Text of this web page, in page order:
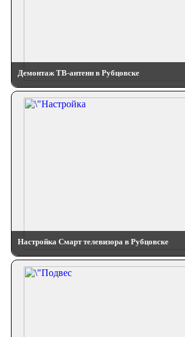
Демонтаж ТВ-антенн в Рубцовске
Настройка Смарт телевизора в Рубцовске